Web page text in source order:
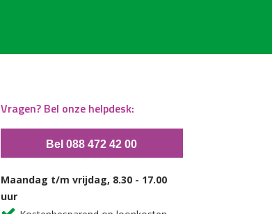
Vragen? Bel onze helpdesk:
Bel 088 472 42 00
Maandag t/m vrijdag, 8.30 - 17.00
uur